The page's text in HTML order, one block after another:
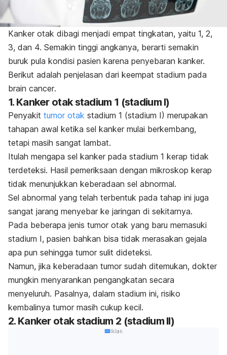
Kanker otak dibagi menjadi empat tingkatan, yaitu 1, 2,
3, dan 4. Semakin tinggi angkanya, berarti semakin
buruk pula kondisi pasien karena penyebaran kanker.
Berikut adalah penjelasan dari keempat stadium pada
brain cancer.
1. Kanker otak stadium 1 (stadium I)
Penyakit tumor otak stadium 1 (stadium I) merupakan
tahapan awal ketika sel kanker mulai berkembang,
tetapi masih sangat lambat.
Itulah mengapa sel kanker pada stadium 1 kerap tidak
terdeteksi. Hasil pemeriksaan dengan mikroskop kerap
tidak menunjukkan keberadaan sel abnormal.
Sel abnormal yang telah terbentuk pada tahap ini juga
sangat jarang menyebar ke jaringan di sekitarnya.
Pada beberapa jenis tumor otak yang baru memasuki
stadium I, pasien bahkan bisa tidak merasakan gejala
apa pun sehingga tumor sulit dideteksi.
Namun, jika keberadaan tumor sudah ditemukan, dokter
mungkin menyarankan pengangkatan secara
menyeluruh. Pasalnya, dalam stadium ini, risiko
kembalinya tumor masih cukup kecil.
2. Kanker otak stadium 2 (stadium II)
Iklan